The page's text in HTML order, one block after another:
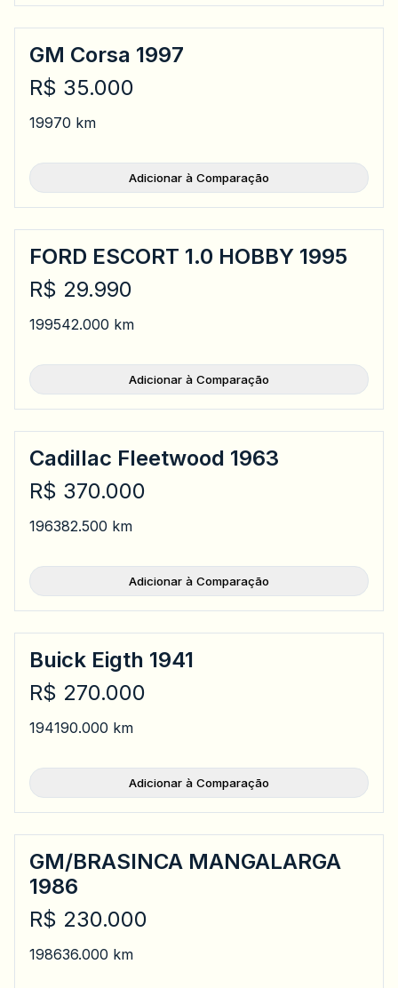
GM Corsa 1997
R$ 35.000
19970 km
Adicionar à Comparação
FORD ESCORT 1.0 HOBBY 1995
R$ 29.990
199542.000 km
Adicionar à Comparação
Cadillac Fleetwood 1963
R$ 370.000
196382.500 km
Adicionar à Comparação
Buick Eigth 1941
R$ 270.000
194190.000 km
Adicionar à Comparação
GM/BRASINCA MANGALARGA
1986
R$ 230.000
198636.000 km